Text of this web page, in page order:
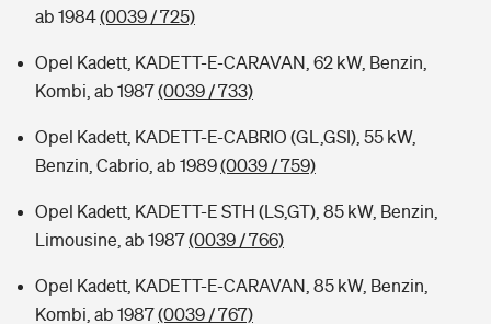
ab 1984(0039 / 725)
Opel Kadett, KADETT-E-CARAVAN, 62 kW, Benzin,
Kombi, ab 1987(0039 / 733)
Opel Kadett, KADETT-E-CABRIO (GL,GSI), 55 kW,
Benzin, Cabrio, ab 1989(0039 / 759)
Opel Kadett, KADETT-E STH (LS,GT), 85 kW, Benzin,
Limousine, ab 1987(0039 / 766)
Opel Kadett, KADETT-E-CARAVAN, 85 kW, Benzin,
Kombi, ab 1987(0039 / 767)